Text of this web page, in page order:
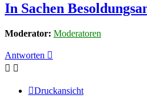
In Sachen
Moderator: Moderatoren
Antworten
Druckansicht